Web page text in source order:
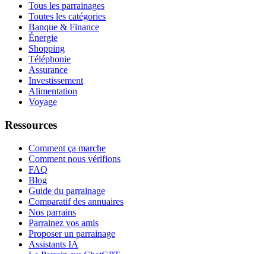
Tous les parrainages
Toutes les catégories
Banque & Finance
Énergie
Shopping
Téléphonie
Assurance
Investissement
Alimentation
Voyage
Ressources
Comment ça marche
Comment nous vérifions
FAQ
Blog
Guide du parrainage
Comparatif des annuaires
Nos parrains
Parrainez vos amis
Proposer un parrainage
Assistants IA